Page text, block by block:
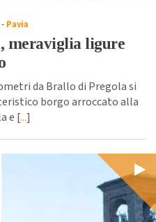
- Pavia
meraviglia ligure
da Brallo di Pregola si
borgo arroccato alla
e [...]